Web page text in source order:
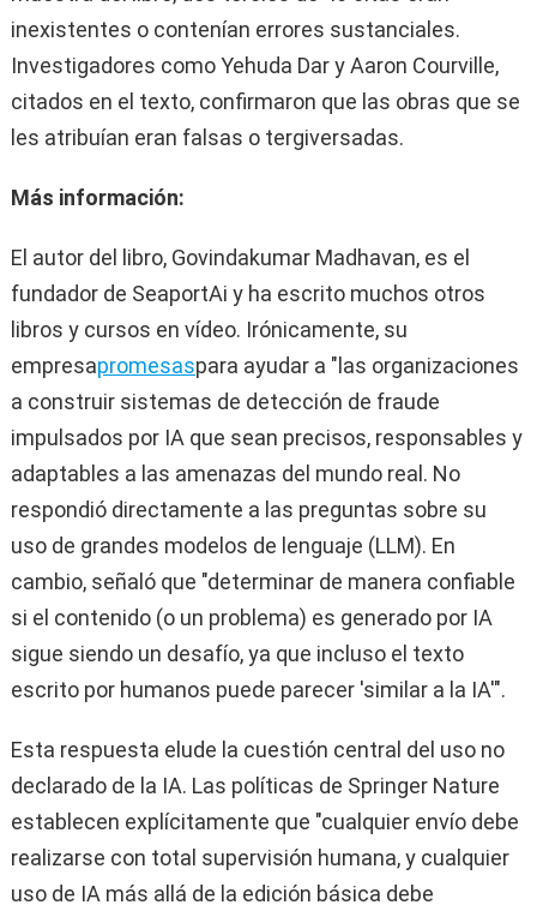
inexistentes o contenían errores sustanciales.
Investigadores como Yehuda Dar y Aaron Courville,
citados en el texto, confirmaron que las obras que se
les atribuían eran falsas o tergiversadas.
Más información:
El autor del libro, Govindakumar Madhavan, es el
fundador de SeaportAi y ha escrito muchos otros
libros y cursos en vídeo. Irónicamente, su
empresapromesaspara ayudar a "las organizaciones
a construir sistemas de detección de fraude
impulsados ​​por IA que sean precisos, responsables y
adaptables a las amenazas del mundo real. No
respondió directamente a las preguntas sobre su
uso de grandes modelos de lenguaje (LLM). En
cambio, señaló que "determinar de manera confiable
si el contenido (o un problema) es generado por IA
sigue siendo un desafío, ya que incluso el texto
escrito por humanos puede parecer 'similar a la IA'".
Esta respuesta elude la cuestión central del uso no
declarado de la IA. Las políticas de Springer Nature
establecen explícitamente que "cualquier envío debe
realizarse con total supervisión humana, y cualquier
uso de IA más allá de la edición básica debe